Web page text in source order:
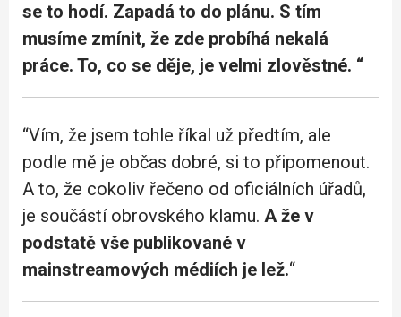
se to hodí. Zapadá to do plánu. S tím
musíme zmínit, že zde probíhá nekalá
práce. To, co se děje, je velmi zlověstné. “
“Vím, že jsem tohle říkal už předtím, ale
podle mě je občas dobré, si to připomenout.
A to, že cokoliv řečeno od oficiálních úřadů,
je součástí obrovského klamu. A že v
podstatě vše publikované v
mainstreamových médiích je lež.“